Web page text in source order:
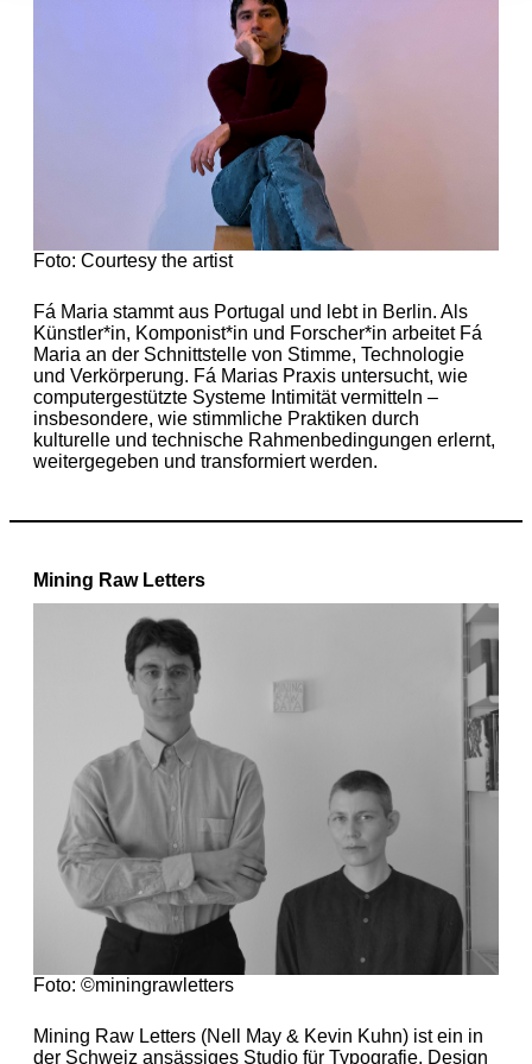
Foto: Courtesy the artist
Fá Maria stammt aus Portugal und lebt in Berlin. Als
Künstler*in, Komponist*in und Forscher*in arbeitet Fá
Maria an der Schnittstelle von Stimme, Technologie
und Verkörperung. Fá Marias Praxis untersucht, wie
computergestützte Systeme Intimität vermitteln –
insbesondere, wie stimmliche Praktiken durch
kulturelle und technische Rahmenbedingungen erlernt,
weitergegeben und transformiert werden.
Mining Raw Letters
Foto: ©miningrawletters
Mining Raw Letters (Nell May & Kevin Kuhn) ist ein in
der Schweiz ansässiges Studio für Typografie, Design